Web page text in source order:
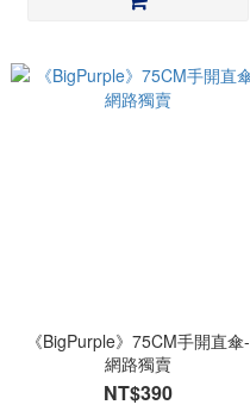
《BigPurple》75CM手開直傘-
網路獨賣
NT$390